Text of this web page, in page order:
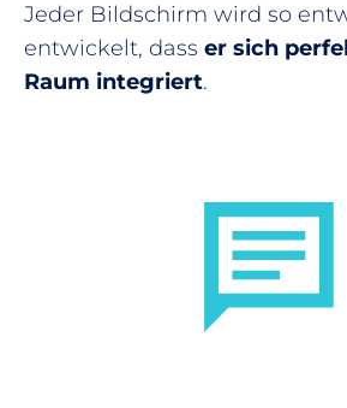
Jeder Bildschirm wird so
entwickelt, dass er sich
Raum integriert.